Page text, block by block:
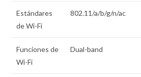
Estándares
de Wi-Fi
802.11/a/b/g/n/ac
Funciones de
Wi-Fi
Dual-band